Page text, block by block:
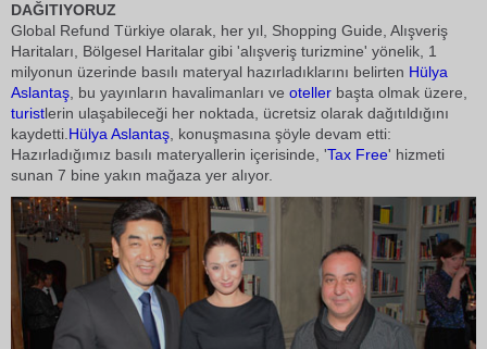
DAĞITIYORUZ
Global Refund Türkiye olarak, her yıl, Shopping Guide, Alışveriş
Haritaları, Bölgesel Haritalar gibi 'alışveriş turizmine' yönelik, 1
milyonun üzerinde basılı materyal hazırladıklarını belirten Hülya
Aslantaş, bu yayınların havalimanları ve oteller başta olmak üzere,
turistlerin ulaşabileceği her noktada, ücretsiz olarak dağıtıldığını
kaydetti.Hülya Aslantaş, konuşmasına şöyle devam etti:
Hazırladığımız basılı materyallerin içerisinde, 'Tax Free' hizmeti
sunan 7 bine yakın mağaza yer alıyor.